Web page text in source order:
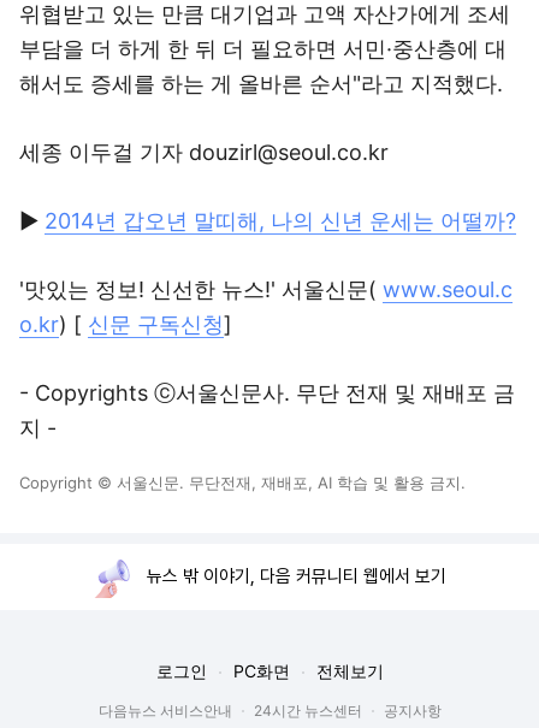
위협받고 있는 만큼 대기업과 고액 자산가에게 조세
부담을 더 하게 한 뒤 더 필요하면 서민·중산층에 대
해서도 증세를 하는 게 올바른 순서"라고 지적했다.
세종 이두걸 기자 douzirl@seoul.co.kr
▶ 2014년 갑오년 말띠해, 나의 신년 운세는 어떨까?
'맛있는 정보! 신선한 뉴스!' 서울신문( www.seoul.c
o.kr) [ 신문 구독신청]
- Copyrights ⓒ서울신문사. 무단 전재 및 재배포 금
지 -
Copyright © 서울신문. 무단전재, 재배포, AI 학습 및 활용 금지.
뉴스 밖 이야기, 다음 커뮤니티 웹에서 보기
로그인 PC화면 전체보기
다음뉴스 서비스안내 24시간 뉴스센터 공지사항